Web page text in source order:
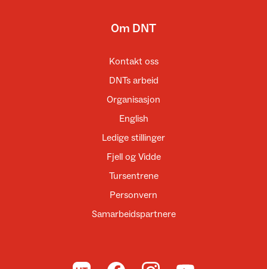
Om DNT
Kontakt oss
DNTs arbeid
Organisasjon
English
Ledige stillinger
Fjell og Vidde
Tursentrene
Personvern
Samarbeidspartnere